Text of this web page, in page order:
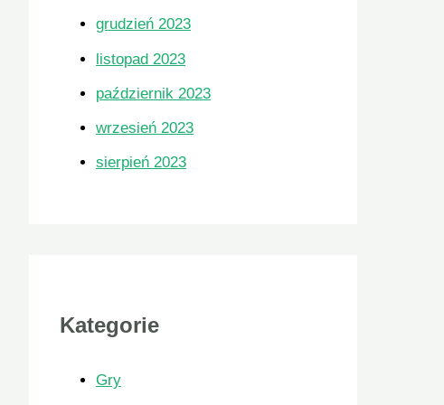
grudzień 2023
listopad 2023
październik 2023
wrzesień 2023
sierpień 2023
Kategorie
Gry